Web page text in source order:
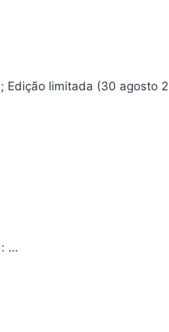
Sgt. Rock vs o Exército dos Mortos Editora ‏ : ‎ Panini; 1ª edição (4 agosto 2023) Idioma ‏ : ‎…